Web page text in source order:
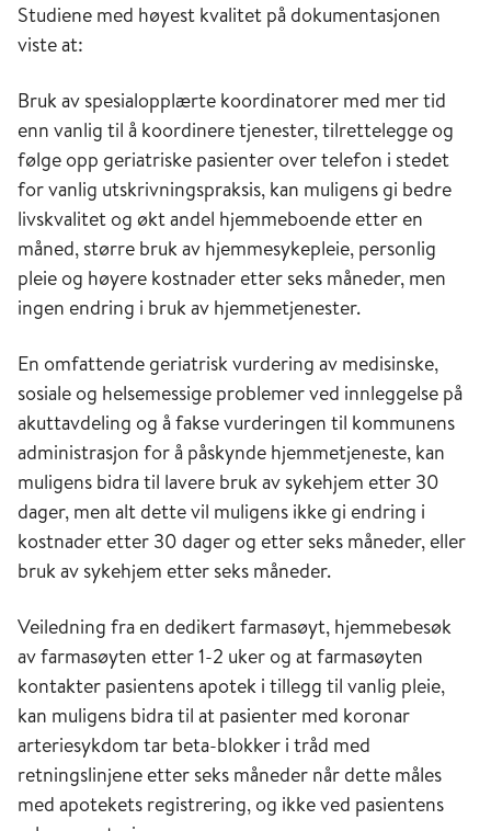
Studiene med høyest kvalitet på dokumentasjonen
viste at:
Bruk av spesialopplærte koordinatorer med mer tid
enn vanlig til å koordinere tjenester, tilrettelegge og
følge opp geriatriske pasienter over telefon i stedet
for vanlig utskrivningspraksis, kan muligens gi bedre
livskvalitet og økt andel hjemmeboende etter en
måned, større bruk av hjemmesykepleie, personlig
pleie og høyere kostnader etter seks måneder, men
ingen endring i bruk av hjemmetjenester.
En omfattende geriatrisk vurdering av medisinske,
sosiale og helsemessige problemer ved innleggelse på
akuttavdeling og å fakse vurderingen til kommunens
administrasjon for å påskynde hjem­metjeneste, kan
muligens bidra til lavere bruk av sykehjem etter 30
dager, men alt dette vil muligens ikke gi endring i
kostnader etter 30 dager og etter seks måneder, eller
bruk av sykehjem etter seks måneder.
Veiledning fra en dedikert farmasøyt, hjemmebesøk
av farmasøyten etter 1-2 uker og at farmasøyten
kontakter pasientens apotek i tillegg til vanlig pleie,
kan muligens bidra til at pasienter med koronar
arteriesykdom tar beta-blokker i tråd med
retningslinjene etter seks måneder når dette måles
med apotekets registrering, og ikke ved pasientens